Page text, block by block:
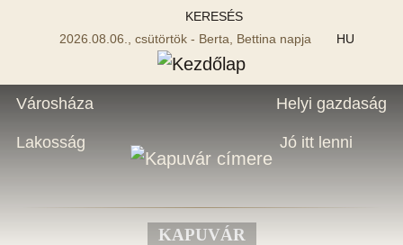
KERESÉS
2026.08.06., csütörtök - Berta, Bettina napja
HU
Városháza
Lakosság
Helyi gazdaság
Jó itt lenni
KAPUVÁR